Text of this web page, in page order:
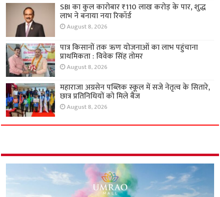
SBI का कुल कारोबार ₹110 लाख करोड़ के पार, शुद्ध
लाभ ने बनाया नया रिकॉर्ड
August 8, 2026
पात्र किसानों तक ऋण योजनाओं का लाभ पहुंचाना
प्राथमिकता : विवेक सिंह तोमर
August 8, 2026
महाराजा अग्रसेन पब्लिक स्कूल में सजे नेतृत्व के सितारे,
छात्र प्रतिनिधियों को मिले बैज
August 8, 2026